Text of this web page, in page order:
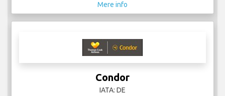
Mere info
Condor
IATA: DE